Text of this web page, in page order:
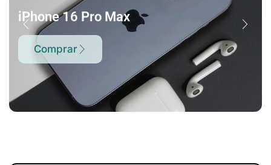
iPhone 16 Pro Max
Comprar